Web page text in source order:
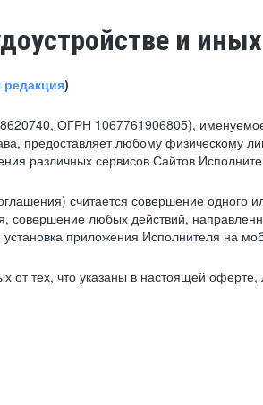
и
)
ОГРН 1067761906805),
предоставляет любому физическому
различных сервисов Сайтов
считается совершение одного
любых действий,
приложения Исполнителя на
тех, что указаны в настоящей оферте,